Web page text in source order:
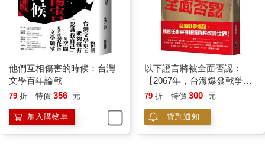
他們互相傷害的時候：台灣
文學百年論戰
79 折 特價 356 元
加入購物車
以下證言將被全面否認：
【2067年，台海爆發戰爭二
十年後，五組人說出他們在
79 折 特價 300 元
貨到通知